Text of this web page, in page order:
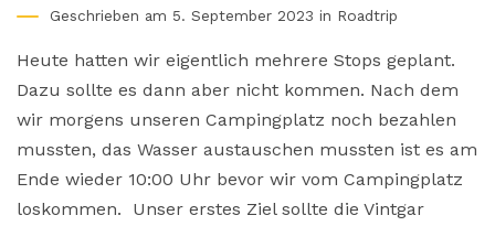
Geschrieben am 5. September 2023 in Roadtrip
Heute hatten wir eigentlich mehrere Stops geplant.
Dazu sollte es dann aber nicht kommen. Nach dem
wir morgens unseren Campingplatz noch bezahlen
mussten, das Wasser austauschen mussten ist es am
Ende wieder 10:00 Uhr bevor wir vom Campingplatz
loskommen. Unser erstes Ziel sollte die Vintgar